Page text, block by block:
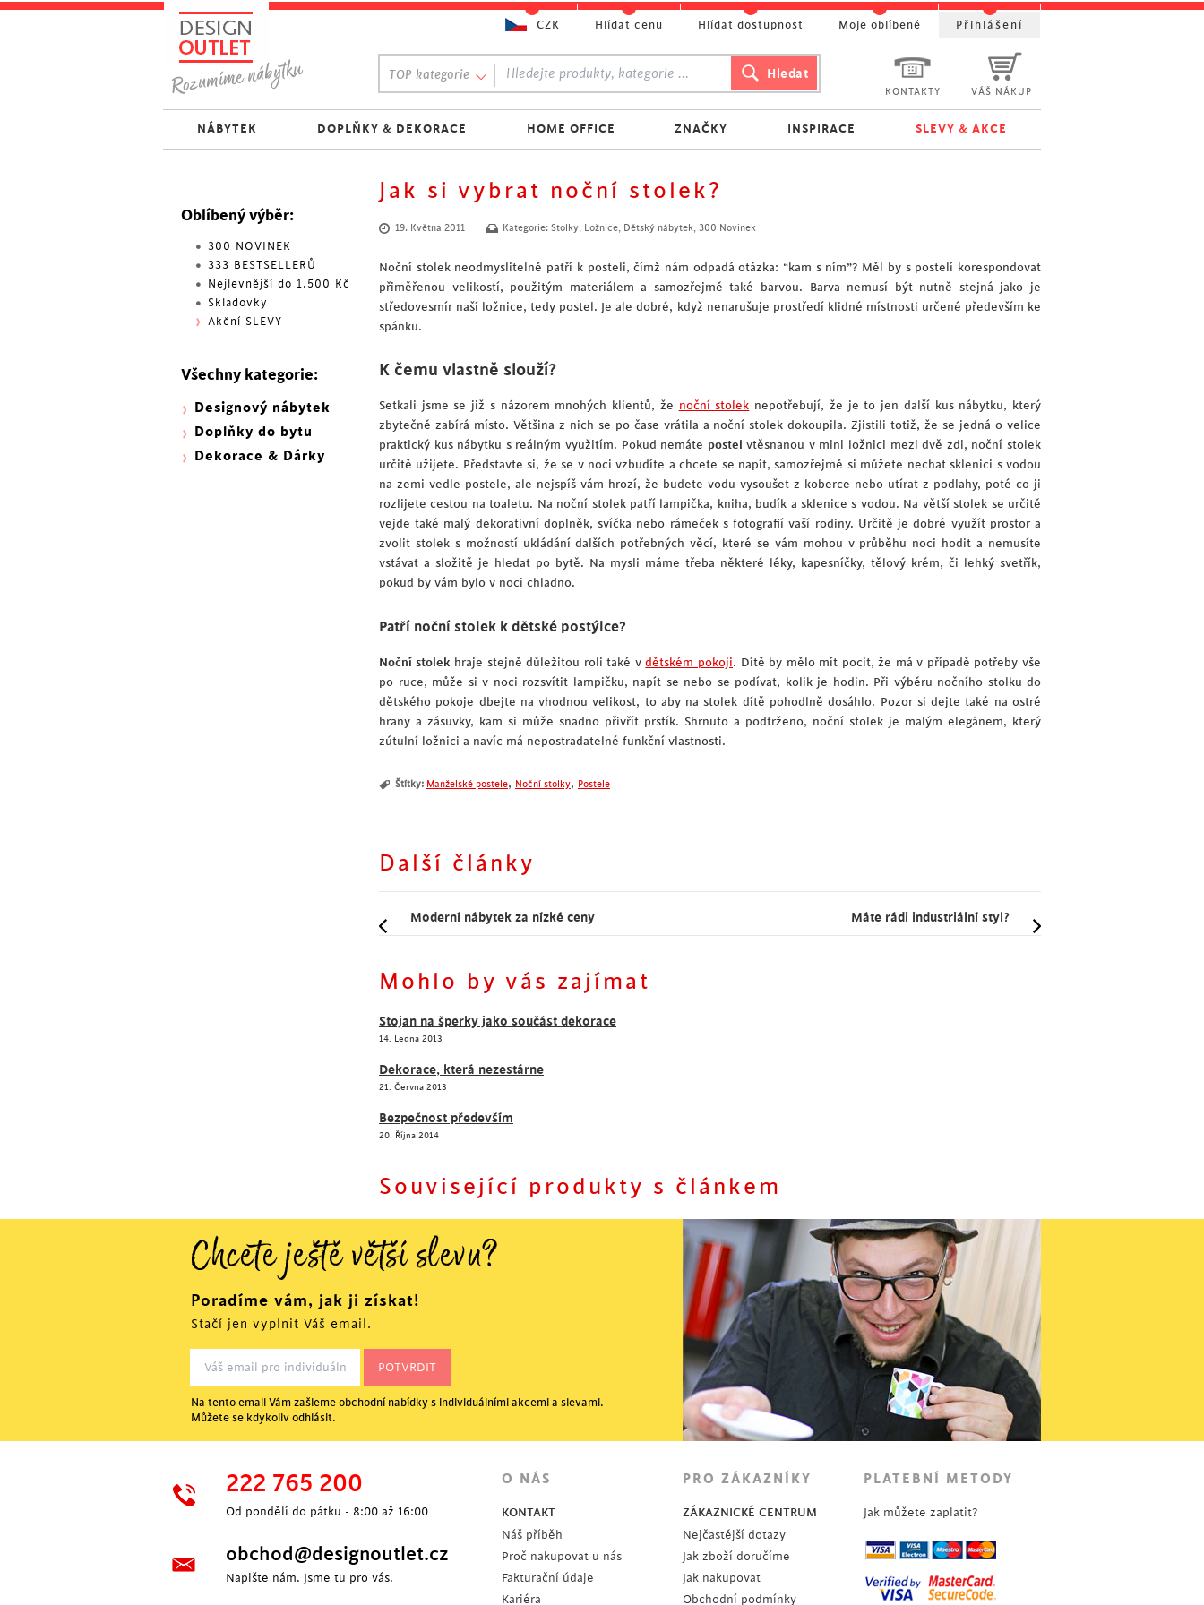
Jak si vybrat noční stolek?
19. Května 2011 Kategorie: Stolky, Ložnice, Dětský nábytek, 300 Novinek
Noční stolek neodmyslitelně patří k posteli, čímž nám odpadá otázka: “kam s ním”? Měl by s postelí korespondovat
přiměřenou velikostí, použitým materiálem a samozřejmě také barvou. Barva nemusí být nutně stejná jako je
středovesmír naší ložnice, tedy postel. Je ale dobré, když nenarušuje prostředí klidné místnosti určené především ke
spánku.
K čemu vlastně slouží?
Setkali jsme se již s názorem mnohých klientů, že noční stolek nepotřebují, že je to jen další kus nábytku, který
zbytečně zabírá místo. Většina z nich se po čase vrátila a noční stolek dokoupila. Zjistili totiž, že se jedná o velice
praktický kus nábytku s reálným využitím. Pokud nemáte postel vtěsnanou v mini ložnici mezi dvě zdi, noční stolek
určitě užijete. Představte si, že se v noci vzbudíte a chcete se napít, samozřejmě si můžete nechat sklenici s vodou
na zemi vedle postele, ale nejspíš vám hrozí, že budete vodu vysoušet z koberce nebo utírat z podlahy, poté co ji
rozlijete cestou na toaletu. Na noční stolek patří lampička, kniha, budík a sklenice s vodou. Na větší stolek se určitě
vejde také malý dekorativní doplněk, svíčka nebo rámeček s fotografií vaší rodiny. Určitě je dobré využít prostor a
zvolit stolek s možností ukládání dalších potřebných věcí, které se vám mohou v průběhu noci hodit a nemusíte
vstávat a složitě je hledat po bytě. Na mysli máme třeba některé léky, kapesníčky, tělový krém, či lehký svetřík,
pokud by vám bylo v noci chladno.
Patří noční stolek k dětské postýlce?
Noční stolek hraje stejně důležitou roli také vdětském pokoji. Dítě by mělo mít pocit, že má v případě potřeby vše
po ruce, může si v noci rozsvítit lampičku, napít se nebo se podívat, kolik je hodin. Při výběru nočního stolku do
dětského pokoje dbejte na vhodnou velikost, to aby na stolek dítě pohodlně dosáhlo. Pozor si dejte také na ostré
hrany a zásuvky, kam si může snadno přivřít prstík. Shrnuto a podtrženo, noční stolek je malým elegánem, který
zútulní ložnici a navíc má nepostradatelné funkční vlastnosti.
Štítky: Manželské postele, Noční stolky, Postele
Další články
Moderní nábytek za nízké ceny Máte rádi industriální styl?
Mohlo by vás zajímat
Stojan na šperky jako součást dekorace
14. Ledna 2013
Dekorace, která nezestárne
21. Června 2013
Bezpečnost především
20. Října 2014
Související produkty s článkem
1 2 3 4
Oblíbený výběr:
300 NOVINEK
333 BESTSELLERŮ
Nejlevnější do 1.500 Kč
Skladovky
Akční SLEVY
Všechny kategorie:
Designový nábytek
Doplňky do bytu
Dekorace & Dárky
KONTAKTY VÁŠ NÁKUP
TOP kategorie
NÁBYTEK DOPLŇKY & DEKORACE HOME OFFICE ZNAČKY INSPIRACE SLEVY & AKCE
CZK Hlídat cenu Hlídat dostupnost Moje oblíbené Přihlášení
Chcete ještě větší slevu?
Poradíme vám, jak ji získat!
Stačí jen vyplnit Váš email.
Na tento email Vám zašleme obchodní nabídky s individuálními akcemi a slevami.
Můžete se kdykoliv odhlásit.
222 765 200
Od pondělí do pátku - 8:00 až 16:00
obchod@designoutlet.cz
Napište nám. Jsme tu pro vás.
O NÁS
KONTAKT
Náš příběh
Proč nakupovat u nás
Fakturační údaje
Kariéra
PRO ZÁKAZNÍKY
ZÁKAZNICKÉ CENTRUM
Nejčastější dotazy
Jak zboží doručíme
Jak nakupovat
Obchodní podmínky
PLATEBNÍ METODY
Jak můžete zaplatit?